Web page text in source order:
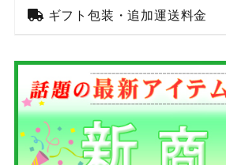
ギフト包装・追加運送料金